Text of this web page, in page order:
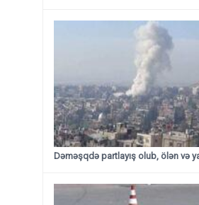
Dəməşqdə partlayış olub, ölən və